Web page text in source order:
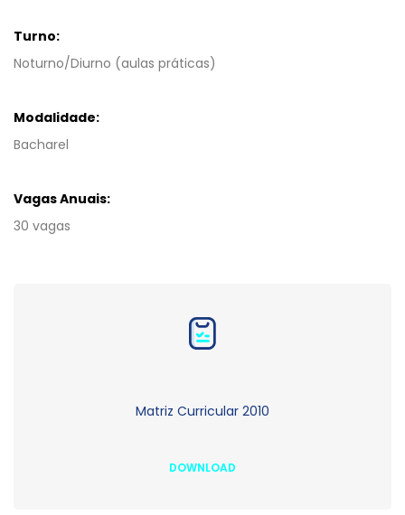
Turno:
Noturno/Diurno (aulas práticas)
Modalidade:
Bacharel
Vagas Anuais:
30 vagas
Matriz Curricular 2010
DOWNLOAD